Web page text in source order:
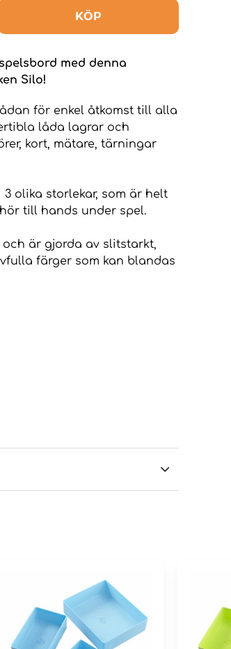
KÖP
med denna
Silo!
för enkel åtkomst till alla
låda lagrar och
kort, mätare, tärningar
3 olika storlekar, som är helt
till hands under spel.
är gjorda av slitstarkt,
färger som kan blandas